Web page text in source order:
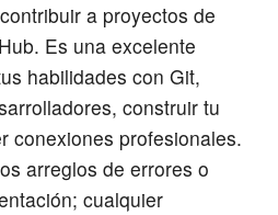
a proyectos de
Es una excelente
habilidades con Git,
construir tu
conexiones profesionales.
arreglos de errores o
cualquier